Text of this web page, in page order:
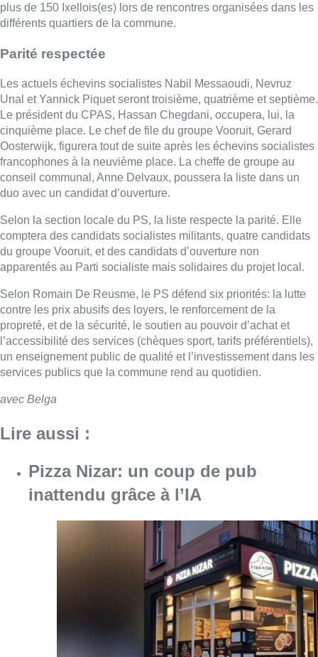
plus de 150 Ixellois(es) lors de rencontres organisées dans les
différents quartiers de la commune.
Parité respectée
Les actuels échevins socialistes Nabil Messaoudi, Nevruz
Unal et Yannick Piquet seront troisième, quatrième et septième.
Le président du CPAS, Hassan Chegdani, occupera, lui, la
cinquième place. Le chef de file du groupe Vooruit, Gerard
Oosterwijk, figurera tout de suite après les échevins socialistes
francophones à la neuvième place. La cheffe de groupe au
conseil communal, Anne Delvaux, poussera la liste dans un
duo avec un candidat d’ouverture.
Selon la section locale du PS, la liste respecte la parité. Elle
comptera des candidats socialistes militants, quatre candidats
du groupe Vooruit, et des candidats d’ouverture non
apparentés au Parti socialiste mais solidaires du projet local.
Selon Romain De Reusme, le PS défend six priorités: la lutte
contre les prix abusifs des loyers, le renforcement de la
propreté, et de la sécurité, le soutien au pouvoir d’achat et
l’accessibilité des services (chèques sport, tarifs préférentiels),
un enseignement public de qualité et l’investissement dans les
services publics que la commune rend au quotidien.
avec Belga
Lire aussi :
Pizza Nizar: un coup de pub
inattendu grâce à l’IA